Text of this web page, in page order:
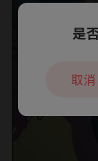
本章
是
取消